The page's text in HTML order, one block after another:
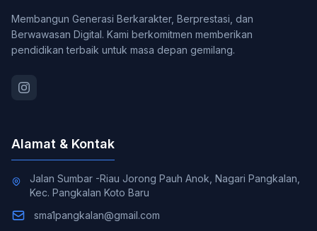
Membangun Generasi Berkarakter, Berprestasi, dan
Berwawasan Digital. Kami berkomitmen memberikan
pendidikan terbaik untuk masa depan gemilang.
Alamat & Kontak
Jalan Sumbar -Riau Jorong Pauh Anok, Nagari Pangkalan,
Kec. Pangkalan Koto Baru
sma1pangkalan@gmail.com